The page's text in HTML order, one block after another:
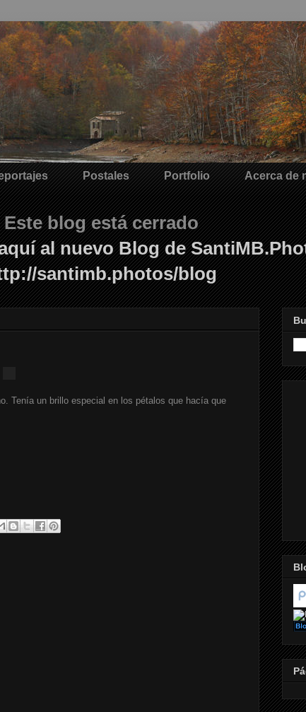
Postales Portfolio Acerca de
Este blog está cerrado
al nuevo Blog de
santimb.photos/blog
Tenía un brillo especial en los pétalos que hacía que